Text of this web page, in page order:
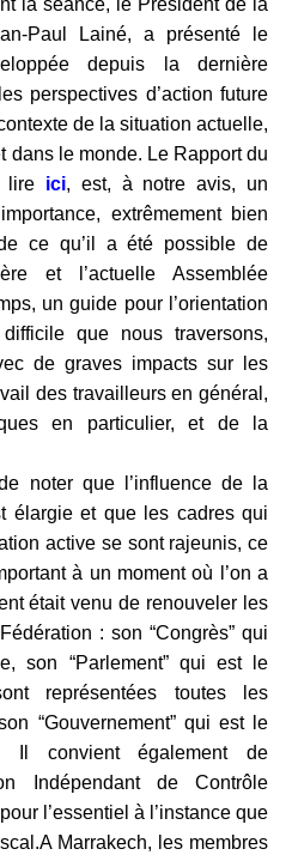
la séance, le Président de la
Paul Lainé, a présenté le
depuis la dernière
perspectives d’action future
de la situation actuelle,
dans le monde. Le Rapport du
lire ici, est, à notre avis, un
extrêmement bien
ce qu’il a été possible de
et l’actuelle Assemblée
un guide pour l’orientation
que nous traversons,
de graves impacts sur les
des travailleurs en général,
en particulier, et de la
noter que l’influence de la
élargie et que les cadres qui
active se sont rajeunis, ce
à un moment où l’on a
était venu de renouveler les
: son “Congrès” qui
son “Parlement” qui est le
représentées toutes les
“Gouvernement” qui est le
Il convient également de
Indépendant de Contrôle
l’essentiel à l’instance que
Marrakech, les membres